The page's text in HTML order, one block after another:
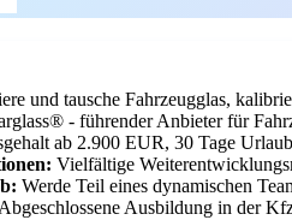
und tausche Fahrzeugglas,
- führender Anbieter für
ab 2.900 EUR, 30 Tage
Vielfältige
Werde Teil eines dynamischen
Abgeschlossene Ausbildung in der